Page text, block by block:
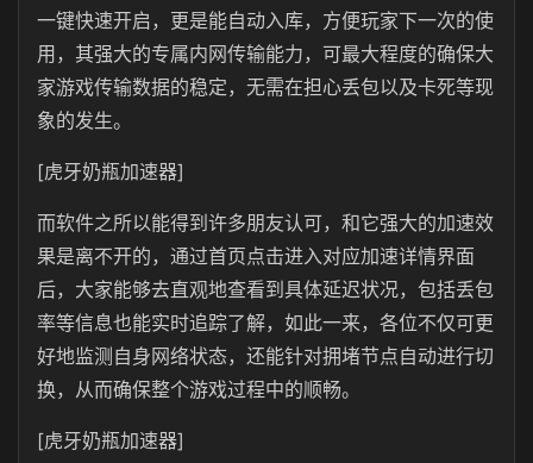
一键快速开启，更是能自动入库，方便玩家下一次的使
用，其强大的专属内网传输能力，可最大程度的确保大
家游戏传输数据的稳定，无需在担心丢包以及卡死等现
象的发生。
[虎牙奶瓶加速器]
而软件之所以能得到许多朋友认可，和它强大的加速效
果是离不开的，通过首页点击进入对应加速详情界面
后，大家能够去直观地查看到具体延迟状况，包括丢包
率等信息也能实时追踪了解，如此一来，各位不仅可更
好地监测自身网络状态，还能针对拥堵节点自动进行切
换，从而确保整个游戏过程中的顺畅。
[虎牙奶瓶加速器]